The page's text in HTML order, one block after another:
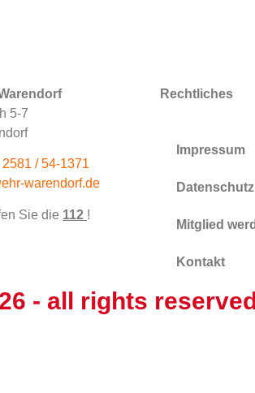
5-7
/ 54-1371
warendorf.de
Sie die 112 !
Rechtliches
Impressum
Datenschutz
Mitglied
Kontakt
- all rights